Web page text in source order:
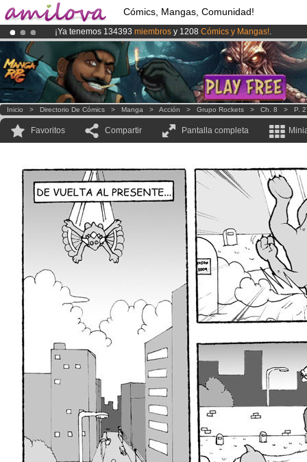
Cómics, Mangas, Comunidad!
¡Ya tenemos 134393 miembros y 1208 Cómics y Mangas!.
¡El Kickstarter Amilova está desormado lanzado!.
¡Conviertete en Premium por3.95 euros al mes!Hazte Premium ya
Inicio > Directorio De Cómics > Manga > Acción > Grupo Rockets > Ch. 8 > P.
Favoritos Compartir Pantalla completa